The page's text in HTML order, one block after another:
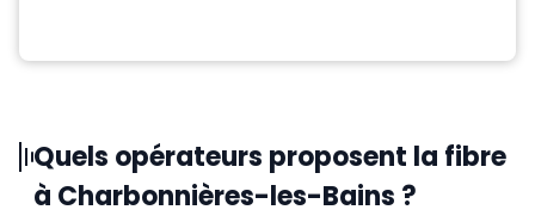
Quels opérateurs proposent la fibre
à Charbonnières-les-Bains ?